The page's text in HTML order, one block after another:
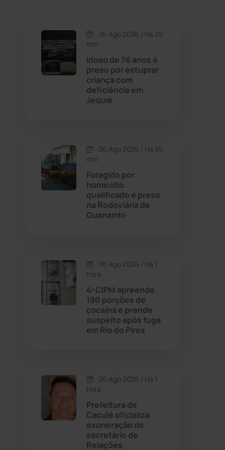
Caetité (1504)
Candiba (157)
Cândido Sales
Caturama
Chapada Diamantina (430)
Cordeiros
Dom Basílio
Érico Cardoso
Esportes
06 Ago 2026 / Há 25
min
Idoso de 76 anos é
preso por estuprar
criança com
deficiência em
Jequié
06 Ago 2026 / Há 55
min
Foragido por
homicídio
qualificado é preso
na Rodoviária de
Guanambi
06 Ago 2026 / Há 1
hora
4ª CIPM apreende
190 porções de
cocaína e prende
suspeito após fuga
em Rio do Pires
06 Ago 2026 / Há 1
hora
Prefeitura de
Caculé oficializa
exoneração de
secretário de
Relações